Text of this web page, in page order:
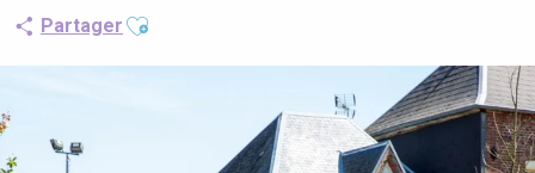
Partager Ajouter aux favoris